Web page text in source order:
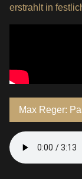
erstrahlt in
Max Reger: